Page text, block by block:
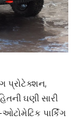
પ્રોટેક્શન,
ઘણી સારી
પાર્કિંગ